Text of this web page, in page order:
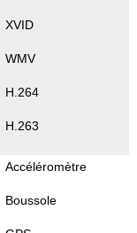
XVID
WMV
H.264
H.263
Accéléromètre
Boussole